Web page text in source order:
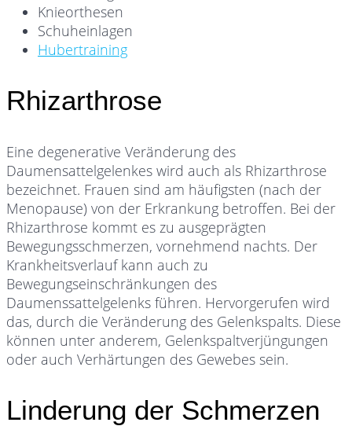
Knieorthesen
Schuheinlagen
Hubertraining
Rhizarthrose
Eine degenerative Veränderung des
Daumensattelgelenkes wird auch als Rhizarthrose
bezeichnet. Frauen sind am häufigsten (nach der
Menopause) von der Erkrankung betroffen. Bei der
Rhizarthrose kommt es zu ausgeprägten
Bewegungsschmerzen, vornehmend nachts. Der
Krankheitsverlauf kann auch zu
Bewegungseinschränkungen des
Daumenssattelgelenks führen. Hervorgerufen wird
das, durch die Veränderung des Gelenkspalts. Diese
können unter anderem, Gelenkspaltverjüngungen
oder auch Verhärtungen des Gewebes sein.
Linderung der Schmerzen